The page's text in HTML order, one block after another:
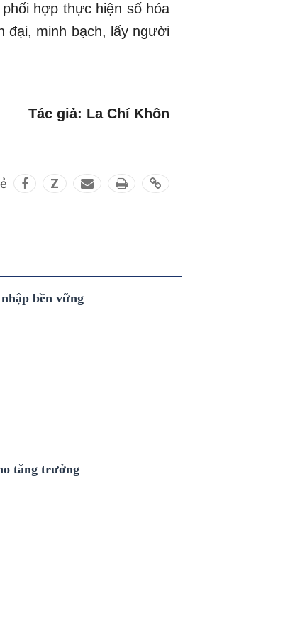
hợp thực hiện số hóa
đại, minh bạch, lấy người
Tác giả: La Chí Khôn
Z
bền vững
tăng trưởng